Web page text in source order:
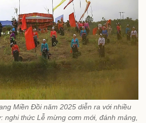
Miền Đồi năm 2025 diễn ra với nhiều
nghi thức Lễ mừng cơm mới, đánh mảng,